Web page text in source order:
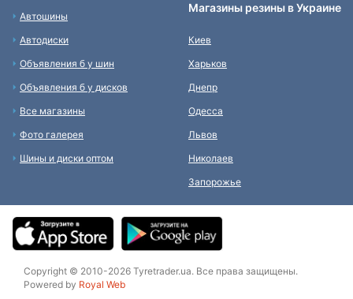
Автошины
Автодиски
Объявления б у шин
Объявления б у дисков
Все магазины
Фото галерея
Шины и диски оптом
Магазины резины в Украине
Киев
Харьков
Днепр
Одесса
Львов
Николаев
Запорожье
Copyright © 2010-2026 Tyretrader.ua. Все права защищены.
Powered by Royal Web